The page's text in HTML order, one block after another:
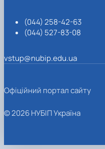
(044) 258-42-63
(044) 527-83-08
vstup@nubip.edu.ua
Офіційний портал сайту
© 2026 НУБІП Україна